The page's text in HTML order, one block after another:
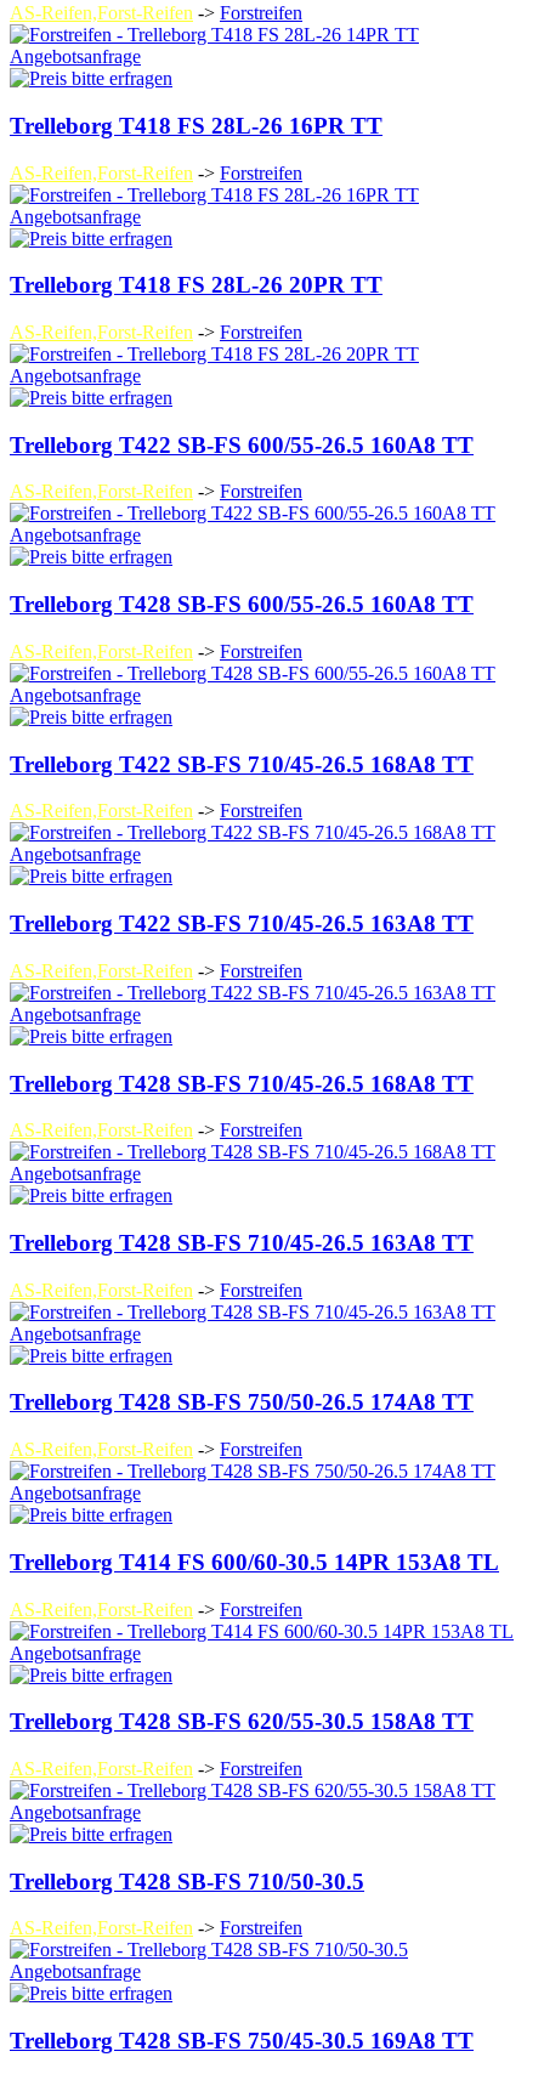
AS-Reifen,Forst-Reifen -> Forstreifen
Angebotsanfrage
Trelleborg T418 FS 28L-26 16PR TT
AS-Reifen,Forst-Reifen -> Forstreifen
Angebotsanfrage
Trelleborg T418 FS 28L-26 20PR TT
AS-Reifen,Forst-Reifen -> Forstreifen
Angebotsanfrage
Trelleborg T422 SB-FS 600/55-26.5 160A8 TT
AS-Reifen,Forst-Reifen -> Forstreifen
Angebotsanfrage
Trelleborg T428 SB-FS 600/55-26.5 160A8 TT
AS-Reifen,Forst-Reifen -> Forstreifen
Angebotsanfrage
Trelleborg T422 SB-FS 710/45-26.5 168A8 TT
AS-Reifen,Forst-Reifen -> Forstreifen
Angebotsanfrage
Trelleborg T422 SB-FS 710/45-26.5 163A8 TT
AS-Reifen,Forst-Reifen -> Forstreifen
Angebotsanfrage
Trelleborg T428 SB-FS 710/45-26.5 168A8 TT
AS-Reifen,Forst-Reifen -> Forstreifen
Angebotsanfrage
Trelleborg T428 SB-FS 710/45-26.5 163A8 TT
AS-Reifen,Forst-Reifen -> Forstreifen
Angebotsanfrage
Trelleborg T428 SB-FS 750/50-26.5 174A8 TT
AS-Reifen,Forst-Reifen -> Forstreifen
Angebotsanfrage
Trelleborg T414 FS 600/60-30.5 14PR 153A8 TL
AS-Reifen,Forst-Reifen -> Forstreifen
Angebotsanfrage
Trelleborg T428 SB-FS 620/55-30.5 158A8 TT
AS-Reifen,Forst-Reifen -> Forstreifen
Angebotsanfrage
Trelleborg T428 SB-FS 710/50-30.5
AS-Reifen,Forst-Reifen -> Forstreifen
Angebotsanfrage
Trelleborg T428 SB-FS 750/45-30.5 169A8 TT